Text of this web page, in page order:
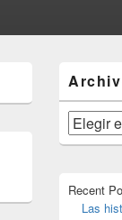
área
de
widget
barra
lateral
Archivos
Recent
Las